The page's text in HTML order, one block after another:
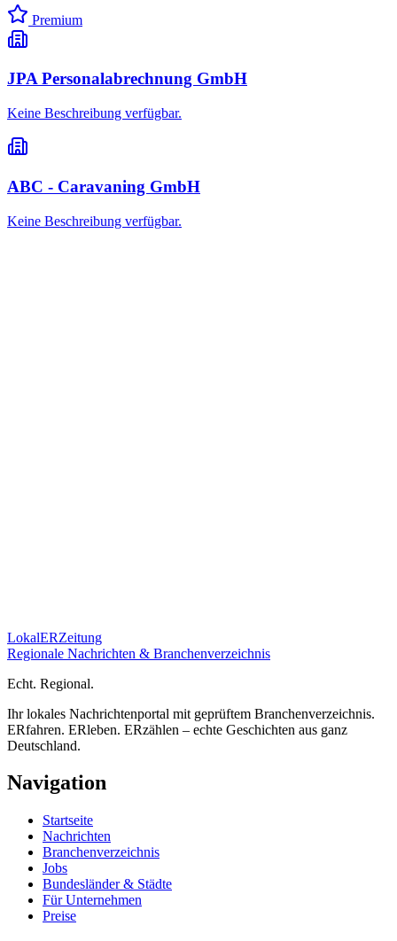
Premium
JPA Personalabrechnung GmbH
Keine Beschreibung verfügbar.
ABC - Caravaning GmbH
Keine Beschreibung verfügbar.
LokalERZeitung
Regionale Nachrichten & Branchenverzeichnis
Echt. Regional.
Ihr lokales Nachrichtenportal mit geprüftem Branchenverzeichnis.
ERfahren. ERleben. ERzählen – echte Geschichten aus ganz
Deutschland.
Navigation
Startseite
Nachrichten
Branchenverzeichnis
Jobs
Bundesländer & Städte
Für Unternehmen
Preise